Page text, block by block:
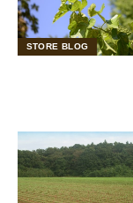
STORE BLOG